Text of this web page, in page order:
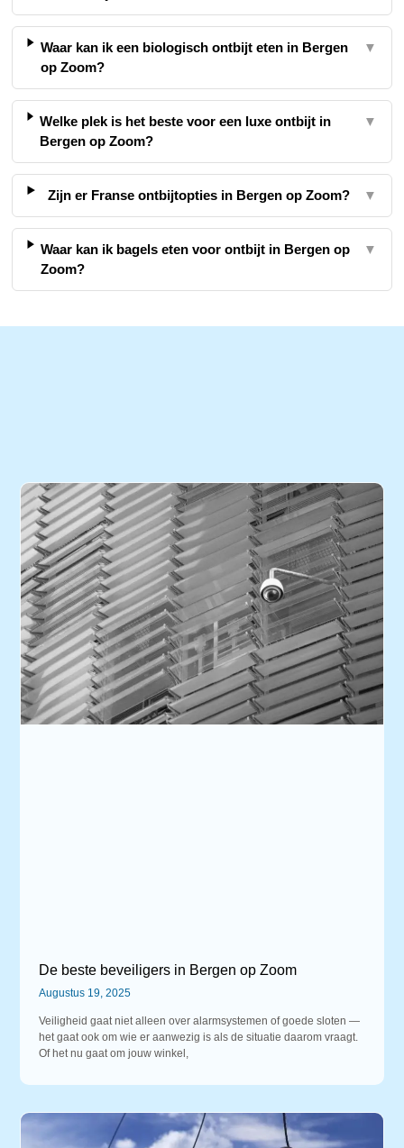
Waar kan ik een biologisch ontbijt eten in Bergen
op Zoom?
▼
Welke plek is het beste voor een luxe ontbijt in
Bergen op Zoom?
▼
Zijn er Franse ontbijtopties in Bergen op Zoom? ▼
Waar kan ik bagels eten voor ontbijt in Bergen op
Zoom?
▼
De beste beveiligers in Bergen op Zoom
Augustus 19, 2025
Veiligheid gaat niet alleen over alarmsystemen of goede sloten —
het gaat ook om wie er aanwezig is als de situatie daarom vraagt.
Of het nu gaat om jouw winkel,